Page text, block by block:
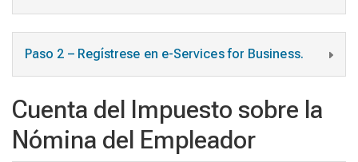
Paso 2 – Regístrese en e-Services for Business.
Cuenta del Impuesto sobre la
Nómina del Empleador